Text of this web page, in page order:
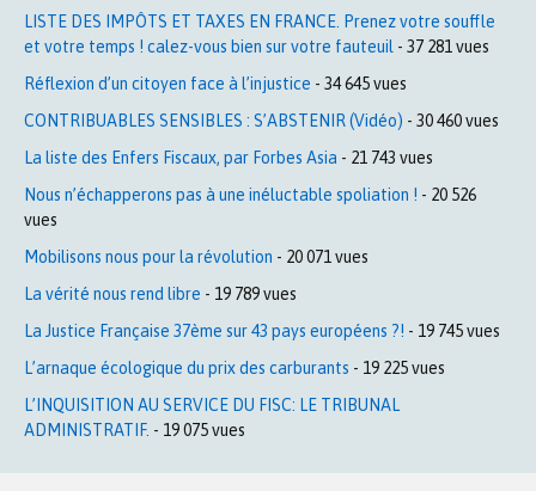
LISTE DES IMPÔTS ET TAXES EN FRANCE. Prenez votre souffle
et votre temps ! calez-vous bien sur votre fauteuil - 37 281 vues
Réflexion d’un citoyen face à l’injustice - 34 645 vues
CONTRIBUABLES SENSIBLES : S’ABSTENIR (Vidéo) - 30 460 vues
La liste des Enfers Fiscaux, par Forbes Asia - 21 743 vues
Nous n’échapperons pas à une inéluctable spoliation ! - 20 526
vues
Mobilisons nous pour la révolution - 20 071 vues
La vérité nous rend libre - 19 789 vues
La Justice Française 37ème sur 43 pays européens ?! - 19 745 vues
L’arnaque écologique du prix des carburants - 19 225 vues
L’INQUISITION AU SERVICE DU FISC: LE TRIBUNAL
ADMINISTRATIF. - 19 075 vues